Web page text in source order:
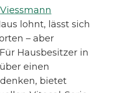
Viessmann
lohnt, lässt sich
– aber
Hausbesitzer in
einen
bietet